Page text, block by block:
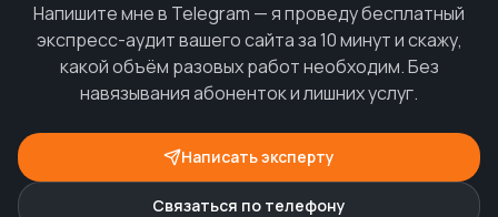
Напишите мне в Telegram — я проведу бесплатный
экспресс-аудит вашего сайта за 10 минут и скажу,
какой объём разовых работ необходим. Без
навязывания абоненток и лишних услуг.
Написать эксперту
Связаться по телефону